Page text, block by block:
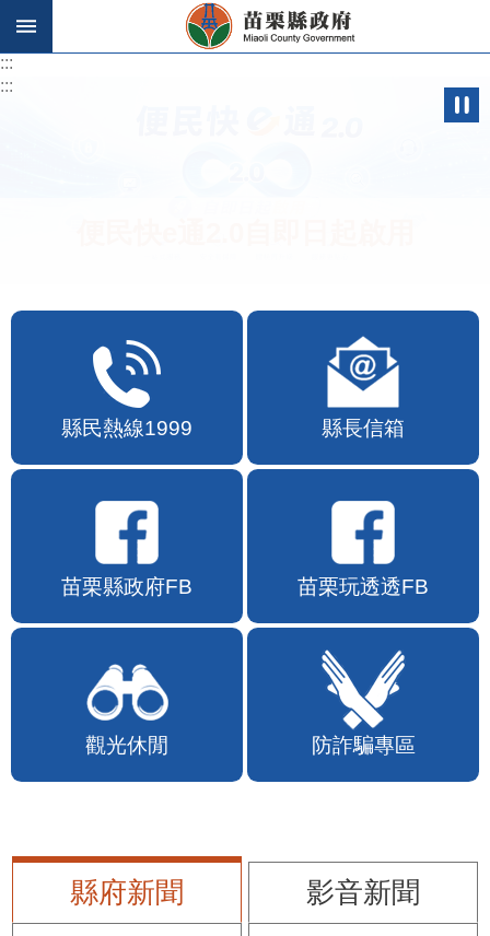
跳到主要內容區塊
:::
:::
縣民熱線1999 縣長信箱
苗栗縣政府FB 苗栗玩透透FB
觀光休閒 防詐騙專區
縣府新聞
影音新聞